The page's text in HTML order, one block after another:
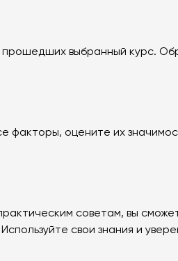
прошедших выбранный курс.
факторы, оцените их
советам, вы
свои знания и